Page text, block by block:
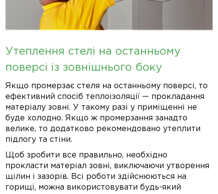
Утеплення стелі на останньому
поверсі із зовнішнього боку
Якщо промерзає стеля на останньому поверсі, то
ефективний спосіб теплоізоляції — прокладання
матеріалу зовні. У такому разі у приміщенні не
буде холодно. Якщо ж промерзання занадто
велике, то додатково рекомендовано утеплити
підлогу та стіни.
Щоб зробити все правильно, необхідно
прокласти матеріал зовні, виключаючи утворення
щілин і зазорів. Всі роботи здійснюються на
горищі, можна використовувати будь-який